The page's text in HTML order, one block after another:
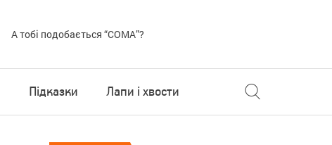
А тобі подобається “COMA”?
Підказки Лапи і хвости